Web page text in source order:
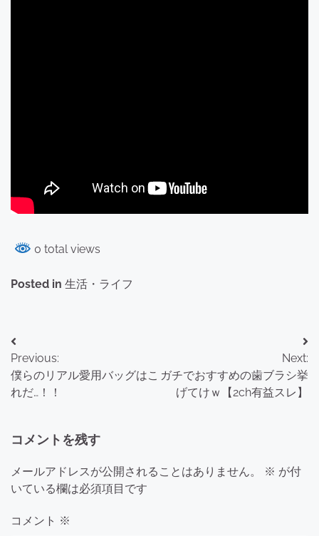
0 total views
Posted in 生活・ライフ
投
稿
ナ
ゲ
ー
シ
ョ
Previous:
僕らのリアル愛用バッグはこ
れだ…！！
Next:
ガチでおすすめの歯ブラシ挙
げてけｗ【2ch有益スレ】
コメントを残す
メールアドレスが公開されることはありません。 ※ が付
いている欄は必須項目です
コメント ※